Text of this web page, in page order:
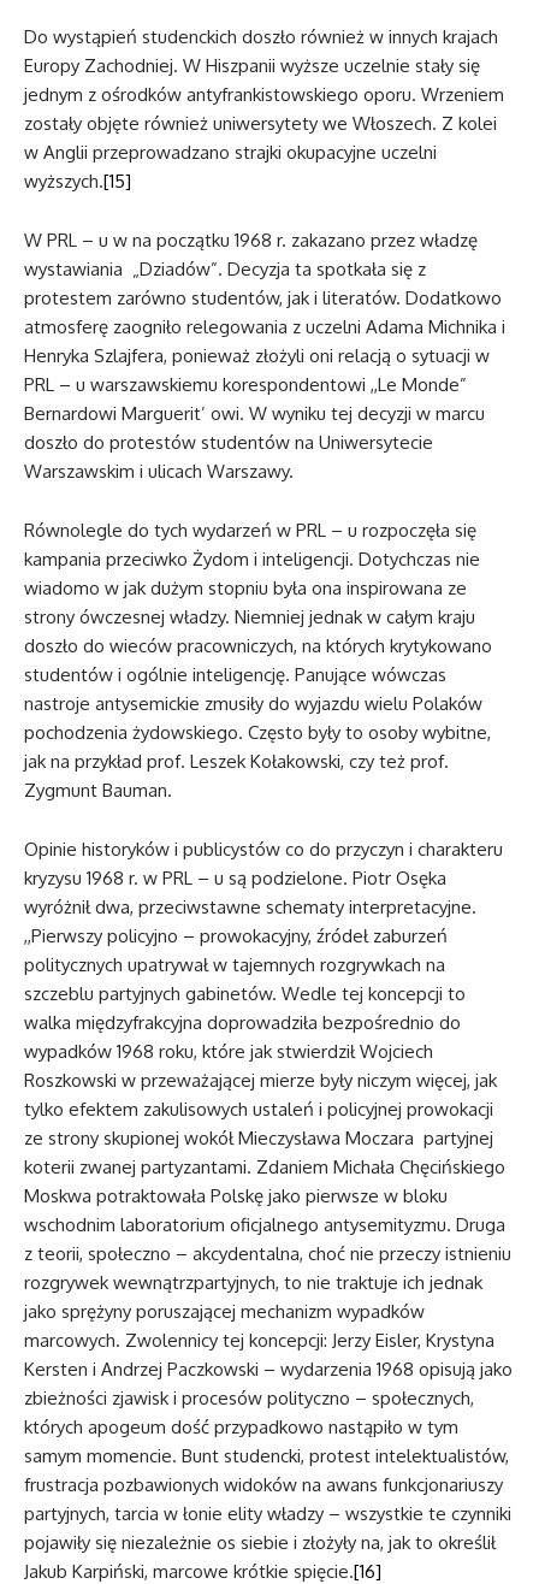
Do wystąpień studenckich doszło również w innych krajach
Europy Zachodniej. W Hiszpanii wyższe uczelnie stały się
jednym z ośrodków antyfrankistowskiego oporu. Wrzeniem
zostały objęte również uniwersytety we Włoszech. Z kolei
w Anglii przeprowadzano strajki okupacyjne uczelni
wyższych.[15]
W PRL – u w na początku 1968 r. zakazano przez władzę
wystawiania „Dziadów”. Decyzja ta spotkała się z
protestem zarówno studentów, jak i literatów. Dodatkowo
atmosferę zaogniło relegowania z uczelni Adama Michnika i
Henryka Szlajfera, ponieważ złożyli oni relacją o sytuacji w
PRL – u warszawskiemu korespondentowi ,,Le Monde”
Bernardowi Marguerit’ owi. W wyniku tej decyzji w marcu
doszło do protestów studentów na Uniwersytecie
Warszawskim i ulicach Warszawy.
Równolegle do tych wydarzeń w PRL – u rozpoczęła się
kampania przeciwko Żydom i inteligencji. Dotychczas nie
wiadomo w jak dużym stopniu była ona inspirowana ze
strony ówczesnej władzy. Niemniej jednak w całym kraju
doszło do wieców pracowniczych, na których krytykowano
studentów i ogólnie inteligencję. Panujące wówczas
nastroje antysemickie zmusiły do wyjazdu wielu Polaków
pochodzenia żydowskiego. Często były to osoby wybitne,
jak na przykład prof. Leszek Kołakowski, czy też prof.
Zygmunt Bauman.
Opinie historyków i publicystów co do przyczyn i charakteru
kryzysu 1968 r. w PRL – u są podzielone. Piotr Osęka
wyróżnił dwa, przeciwstawne schematy interpretacyjne.
,,Pierwszy policyjno – prowokacyjny, źródeł zaburzeń
politycznych upatrywał w tajemnych rozgrywkach na
szczeblu partyjnych gabinetów. Wedle tej koncepcji to
walka międzyfrakcyjna doprowadziła bezpośrednio do
wypadków 1968 roku, które jak stwierdził Wojciech
Roszkowski w przeważającej mierze były niczym więcej, jak
tylko efektem zakulisowych ustaleń i policyjnej prowokacji
ze strony skupionej wokół Mieczysława Moczara partyjnej
koterii zwanej partyzantami. Zdaniem Michała Chęcińskiego
Moskwa potraktowała Polskę jako pierwsze w bloku
wschodnim laboratorium oficjalnego antysemityzmu. Druga
z teorii, społeczno – akcydentalna, choć nie przeczy istnieniu
rozgrywek wewnątrzpartyjnych, to nie traktuje ich jednak
jako sprężyny poruszającej mechanizm wypadków
marcowych. Zwolennicy tej koncepcji: Jerzy Eisler, Krystyna
Kersten i Andrzej Paczkowski – wydarzenia 1968 opisują jako
zbieżności zjawisk i procesów polityczno – społecznych,
których apogeum dość przypadkowo nastąpiło w tym
samym momencie. Bunt studencki, protest intelektualistów,
frustracja pozbawionych widoków na awans funkcjonariuszy
partyjnych, tarcia w łonie elity władzy – wszystkie te czynniki
pojawiły się niezależnie os siebie i złożyły na, jak to określił
Jakub Karpiński, marcowe krótkie spięcie.[16]